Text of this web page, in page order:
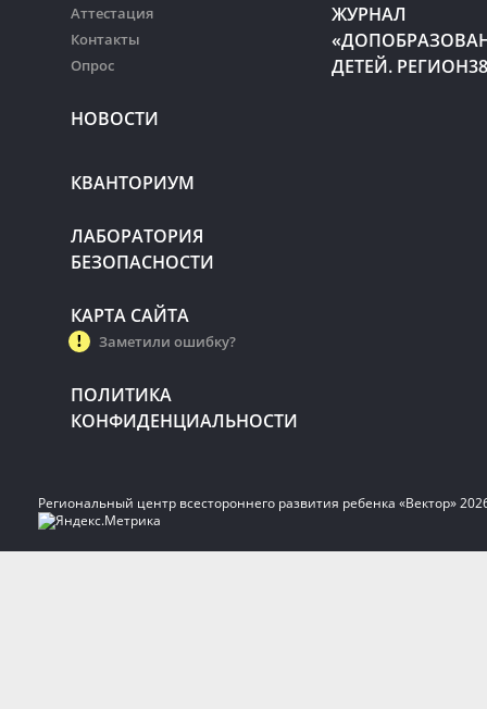
Аттестация
Контакты
Опрос
НОВОСТИ
ЖУРНАЛ
ДЕТЕЙ.
КВАНТОРИУМ
ЛАБОРАТОРИЯ
БЕЗОПАСНОСТИ
КАРТА САЙТА
Заметили ошибку?
ПОЛИТИКА
КОНФИДЕНЦИАЛЬНОСТИ
Региональный центр всестороннего развития ребенка «Вектор»